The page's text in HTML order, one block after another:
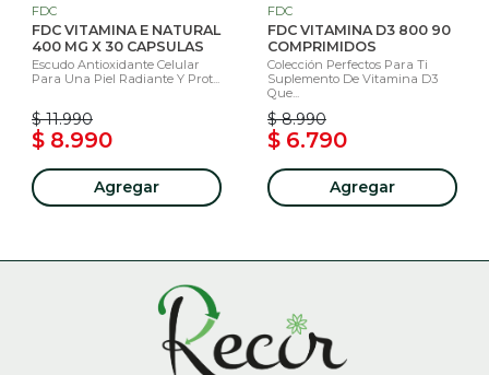
FDC
FDC VITAMINA E NATURAL
400 MG X 30 CAPSULAS
Escudo Antioxidante Celular
Para Una Piel Radiante Y Prot...
$ 11.990
$ 8.990
Agregar
FDC
FDC VITAMINA D3 800 90
COMPRIMIDOS
Colección Perfectos Para Ti
Suplemento De Vitamina D3
Que...
$ 8.990
$ 6.790
Agregar